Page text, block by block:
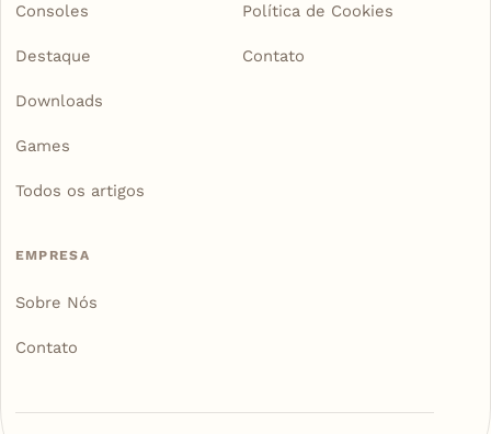
Consoles
Destaque
Downloads
Games
Todos os artigos
Política de Cookies
Contato
EMPRESA
Sobre Nós
Contato